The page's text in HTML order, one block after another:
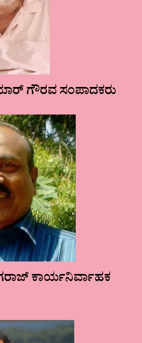
ಗೌರವ ಸಂಪಾದಕರು
ಕಾರ್ಯನಿರ್ವಾಹಕ